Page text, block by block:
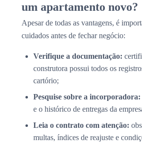
um apartamento novo?
Apesar de todas as vantagens, é
cuidados antes de fechar negócio:
Verifique a documentação:
construtora possui todos os
cartório;
Pesquise sobre a incorporadora:
e o histórico de entregas da
Leia o contrato com atenção:
multas, índices de reajuste e